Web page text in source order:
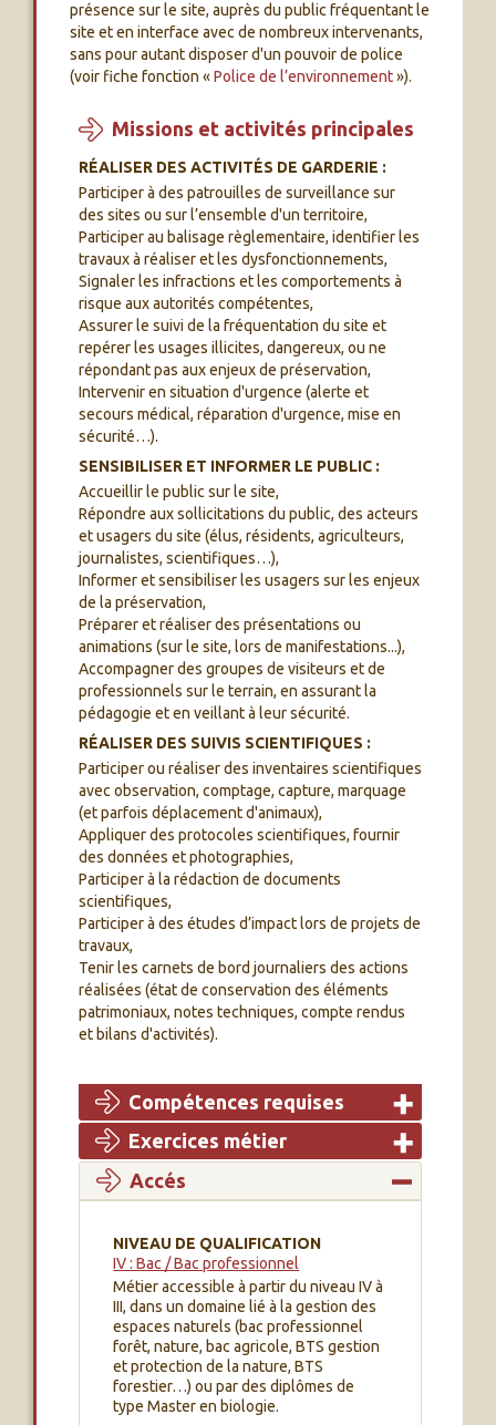
présence sur le site, auprès du public fréquentant le
site et en interface avec de nombreux intervenants,
sans pour autant disposer d'un pouvoir de police
(voir fiche fonction «Police de l’environnement»).
Missions et activités principales
RÉALISER DES ACTIVITÉS DE GARDERIE :
Participer à des patrouilles de surveillance sur
des sites ou sur l’ensemble d'un territoire,
Participer au balisage règlementaire, identifier les
travaux à réaliser et les dysfonctionnements,
Signaler les infractions et les comportements à
risque aux autorités compétentes,
Assurer le suivi de la fréquentation du site et
repérer les usages illicites, dangereux, ou ne
répondant pas aux enjeux de préservation,
Intervenir en situation d'urgence (alerte et
secours médical, réparation d'urgence, mise en
sécurité…).
SENSIBILISER ET INFORMER LE PUBLIC :
Accueillir le public sur le site,
Répondre aux sollicitations du public, des acteurs
et usagers du site (élus, résidents, agriculteurs,
journalistes, scientifiques…),
Informer et sensibiliser les usagers sur les enjeux
de la préservation,
Préparer et réaliser des présentations ou
animations (sur le site, lors de manifestations...),
Accompagner des groupes de visiteurs et de
professionnels sur le terrain, en assurant la
pédagogie et en veillant à leur sécurité.
RÉALISER DES SUIVIS SCIENTIFIQUES :
Participer ou réaliser des inventaires scientifiques
avec observation, comptage, capture, marquage
(et parfois déplacement d'animaux),
Appliquer des protocoles scientifiques, fournir
des données et photographies,
Participer à la rédaction de documents
scientifiques,
Participer à des études d’impact lors de projets de
travaux,
Tenir les carnets de bord journaliers des actions
réalisées (état de conservation des éléments
patrimoniaux, notes techniques, compte rendus
et bilans d'activités).
Compétences requises
Exercices métier
Accés
NIVEAU DE QUALIFICATION
IV : Bac / Bac professionnel
Métier accessible à partir du niveau IV à
III, dans un domaine lié à la gestion des
espaces naturels (bac professionnel
forêt, nature, bac agricole, BTS gestion
et protection de la nature, BTS
forestier…) ou par des diplômes de
type Master en biologie.